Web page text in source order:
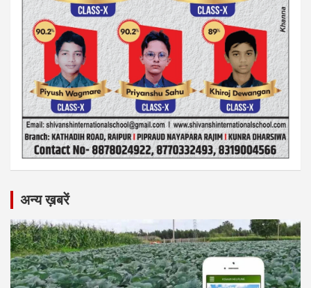
अन्य ख़बरें